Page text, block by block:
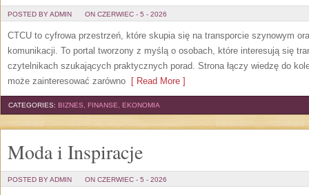
POSTED BY ADMIN ON CZERWIEC - 5 - 2026
CTCU to cyfrowa przestrzeń, które skupia się na transporcie szynowym
komunikacji. To portal tworzony z myślą o osobach, które interesują się
czytelnikach szukających praktycznych porad. Strona łączy wiedzę do
może zainteresować zarówno [ Read More ]
CATEGORIES: BIZNES, FINANSE, EKONOMIA
Moda i Inspiracje
POSTED BY ADMIN ON CZERWIEC - 5 - 2026